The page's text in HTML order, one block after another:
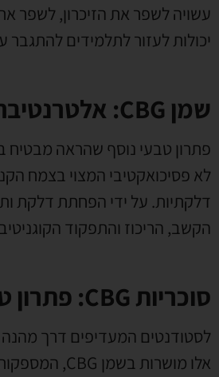
עשויה לשפר את הזיכרון, לשפר
יכולות לעזור לתלמידים להתגבר
שמן CBG: אלטרנטיבה מבטיחה
הקשב, הריכוז והתפקוד
סוכריות CBG: פתרון טעים